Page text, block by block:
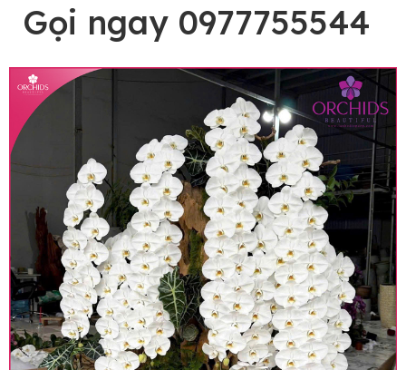
Lưu ý trước khi đặt hàng
• Về cây hoa: Một chậu hoa lan hồ điệp đẹp và
hoàn chỉnh sẽ được phối ghép từ nhiều cây hoa
và tạo dáng hoàn toàn thủ công nên có thể sẽ
khác nhau đôi chút giữa sản phẩm thực tế và
Gọi ngay 0977755544